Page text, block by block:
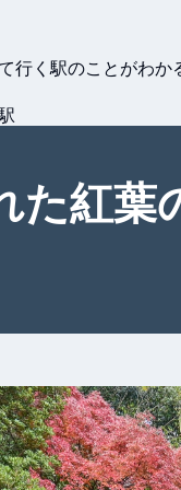
行く駅のことがわ
た紅葉